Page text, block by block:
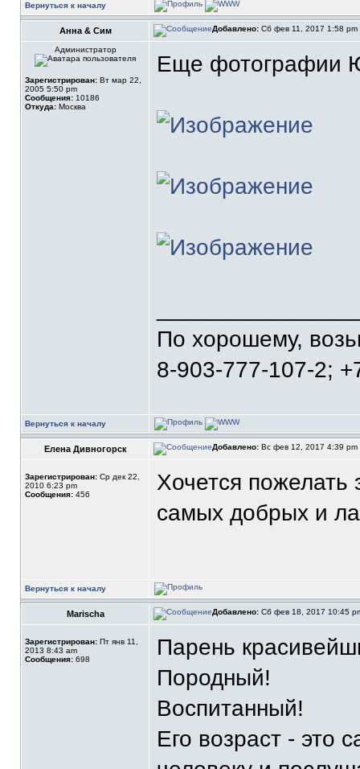
Вернуться к началу
Анна & Сим Добавлено: Сб фев 11, 2017 1:58 pm
Администратор
Зарегистрирован: Вт мар 22,
2005 5:50 pm
Сообщения: 10186
Откуда: Москва
Еще фотографии
По хорошему,
8-903-777-107-2;
Вернуться к началу
Елена Дивногорск Добавлено: Вс фев 12, 2017 4:39 pm
Зарегистрирован: Ср дек 22,
2010 6:23 pm
Сообщения: 456
Хочется
самых добрых и
Вернуться к началу
Marischa Добавлено: Сб фев 18, 2017 10:45
Зарегистрирован: Пт янв 11,
2013 8:43 am
Сообщения: 698
Парень
Породный!
Воспитанный!
Его возраст - это